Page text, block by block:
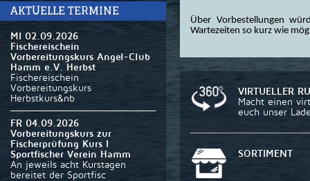
AKTUELLE TERMINE
MI 02.09.2026
Fischereischein
Vorbereitungskurs Angel-Club
Hamm e.V. Herbst
Fischereischein
Vorbereitungskurs
Herbstkurs&nb
FR 04.09.2026
Vorbereitungskurs zur
Fischerprüfung Kurs I
Sportfischer Verein Hamm
An jeweils acht Kurstagen
bereitet der Sportfisc
Über Vorbestellungen
Wartezeiten so kurz wie
VIRTUELLER
Macht einen
euch unser
SORTIMENT